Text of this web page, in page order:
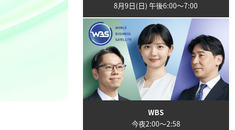
8月9日(日) 午後6:00〜7:00
WBS
今夜2:00〜2:58